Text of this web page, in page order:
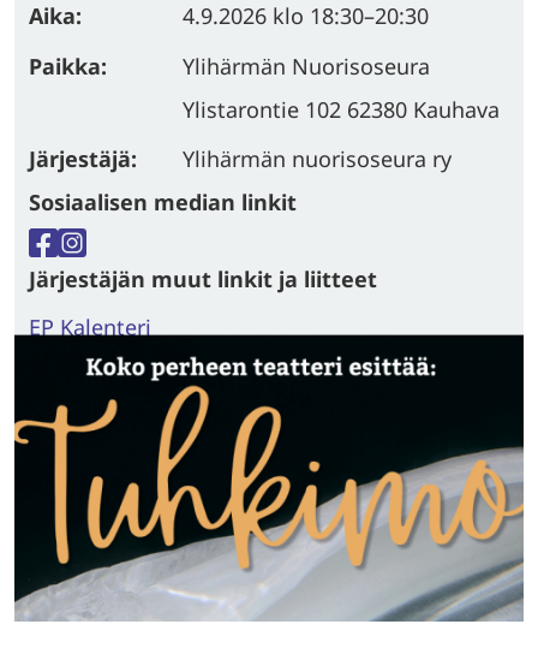
Aika: 4.9.2026 klo 18:30–20:30
Paikka:
Ylihärmän Nuorisoseura
Ylistarontie 102 62380 Kauhava
Järjestäjä:
Ylihärmän nuorisoseura ry
Sosiaalisen median linkit
Facebook
Instagram
Järjestäjän muut linkit ja liitteet
EP Kalenteri